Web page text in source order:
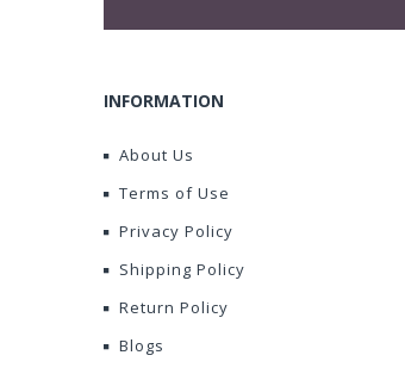
INFORMATION
About Us
Terms of Use
Privacy Policy
Shipping Policy
Return Policy
Blogs